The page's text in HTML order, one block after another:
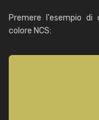
Premere l'esempio
colore NCS: